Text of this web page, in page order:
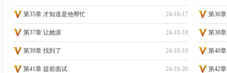
24-10-17
第35章 才知道是他帮忙 第36
24-10-18
第37章 让她滚 第38
24-10-19
第39章 找到了 第40
24-10-20
第41章 提前面试 第42